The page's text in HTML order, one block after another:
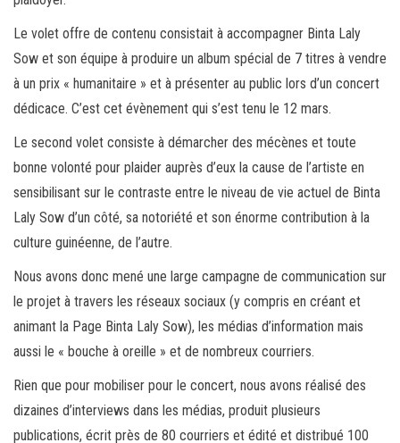
Le volet offre de contenu consistait à accompagner Binta Laly
Sow et son équipe à produire un album spécial de 7 titres à vendre
à un prix « humanitaire » et à présenter au public lors d’un concert
dédicace. C’est cet évènement qui s’est tenu le 12 mars.
Le second volet consiste à démarcher des mécènes et toute
bonne volonté pour plaider auprès d’eux la cause de l’artiste en
sensibilisant sur le contraste entre le niveau de vie actuel de Binta
Laly Sow d’un côté, sa notoriété et son énorme contribution à la
culture guinéenne, de l’autre.
Nous avons donc mené une large campagne de communication sur
le projet à travers les réseaux sociaux (y compris en créant et
animant la Page Binta Laly Sow), les médias d’information mais
aussi le « bouche à oreille » et de nombreux courriers.
Rien que pour mobiliser pour le concert, nous avons réalisé des
dizaines d’interviews dans les médias, produit plusieurs
publications, écrit près de 80 courriers et édité et distribué 100